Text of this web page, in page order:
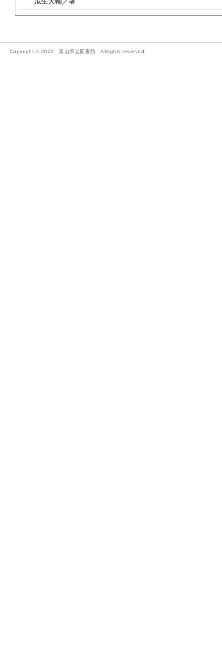
Copyright © 2022 富山県立図書館 Allrights reserved.